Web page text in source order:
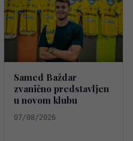
Samed Baždar
zvanično predstavljen
u novom klubu
07/08/2026